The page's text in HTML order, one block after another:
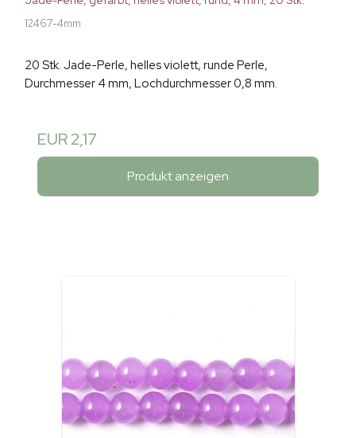
12467-4mm
20 Stk. Jade-Perle, helles violett, runde Perle,
Durchmesser 4 mm, Lochdurchmesser 0,8 mm.
EUR 2,17
Produkt anzeigen